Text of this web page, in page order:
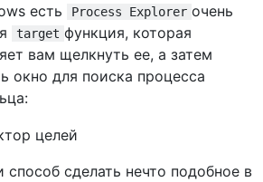
есть
Process Explorer очень
target функция, которая
вам щелкнуть ее, а затем
окно для поиска процесса
способ сделать нечто подобное в